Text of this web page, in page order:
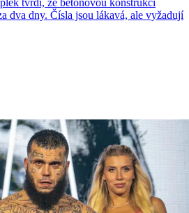
tvrdí, že betonovou konstrukci
dva dny. Čísla jsou lákavá, ale vyžadují